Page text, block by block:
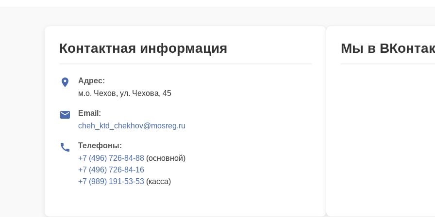
Контактная информация
Адрес:
м.о. Чехов, ул. Чехова, 45
Email:
cheh_ktd_chekhov@mosreg.ru
Телефоны:
+7 (496) 726-84-88 (основной)
+7 (496) 726-84-16
+7 (989) 191-53-53 (касса)
Мы в